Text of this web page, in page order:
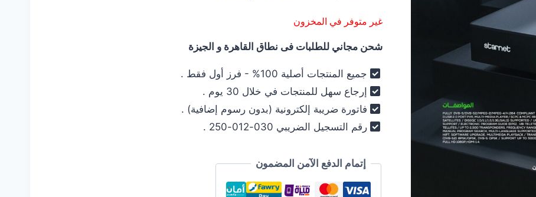
هو:
2.599,00 EGP.
2.449,00 EGP.
غير متوفر في المخزون
شحن مجاني للطلبات فى نطاق القاهرة و الجيزة
جميع المنتجات أصلية 100% - فرز أول فقط .
إرجاع سهل للمنتجات في خلال 30 يوم .
فاتورة ضريبة إلكترونية (بدون رسوم إضافية) .
رقم التسجيل الضريبي 030-012-250 .
إتمام الدفع الآمن المضمون